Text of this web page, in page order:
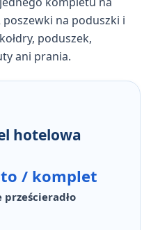
poszewki na poduszki i
poduszek,
ani prania.
hotelowa
/ komplet
prześcieradło